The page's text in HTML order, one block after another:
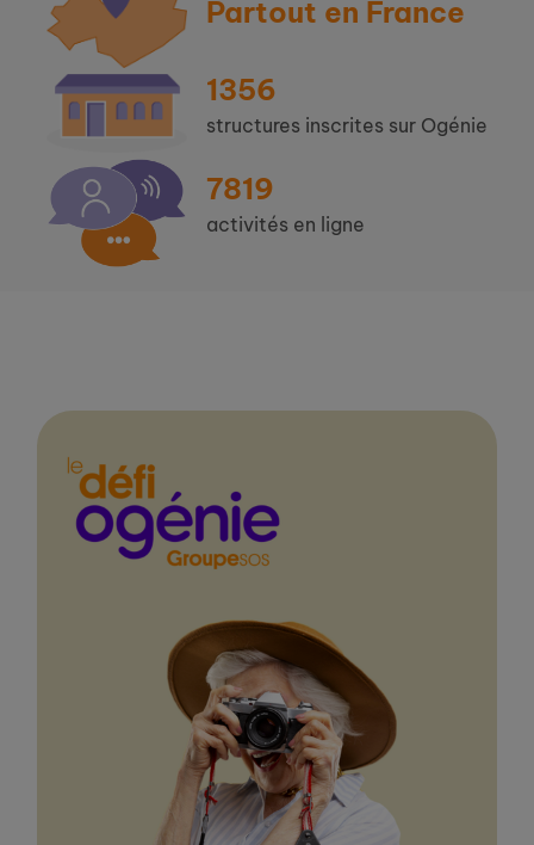
Partout en France
1356
structures inscrites sur Ogénie
7819
activités en ligne